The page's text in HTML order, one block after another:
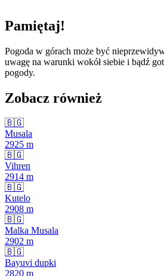
Pamiętaj!
Pogoda w górach może być
uwagę na warunki wokół siebie i bądź
pogody.
Zobacz również
🇧🇬
Musala
2925 m
🇧🇬
Vihren
2914 m
🇧🇬
Kutelo
2908 m
🇧🇬
Malka Musala
2902 m
🇧🇬
Bayuvi dupki
2820 m